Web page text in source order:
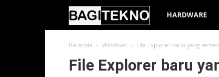
BagiTekno
HARDWARE
Beranda Windows File Explorer baru yang
File Explorer baru